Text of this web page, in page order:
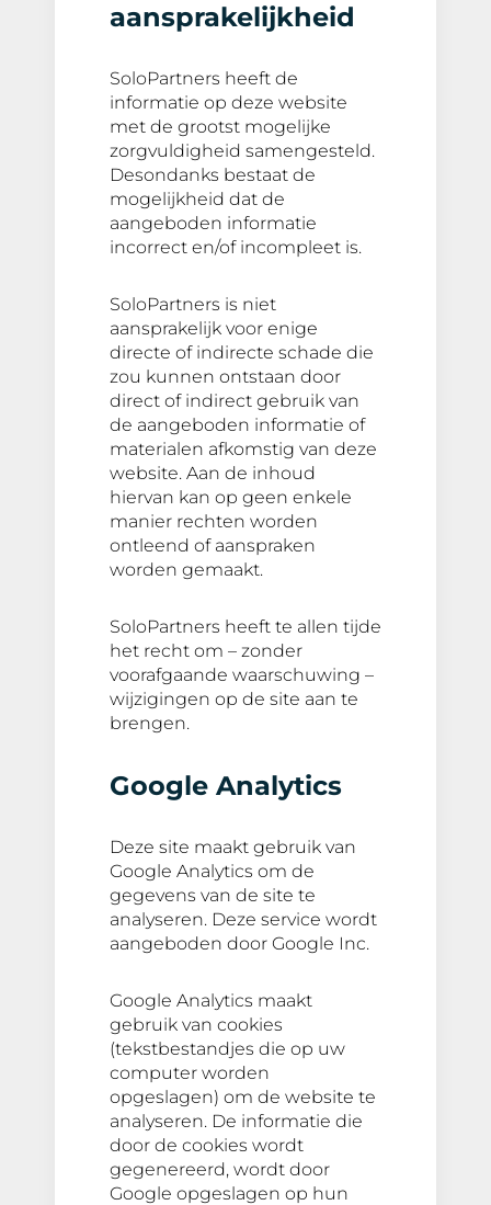
aansprakelijkheid
SoloPartners heeft de
informatie op deze website
met de grootst mogelijke
zorgvuldigheid samengesteld.
Desondanks bestaat de
mogelijkheid dat de
aangeboden informatie
incorrect en/of incompleet is.
SoloPartners is niet
aansprakelijk voor enige
directe of indirecte schade die
zou kunnen ontstaan door
direct of indirect gebruik van
de aangeboden informatie of
materialen afkomstig van deze
website. Aan de inhoud
hiervan kan op geen enkele
manier rechten worden
ontleend of aanspraken
worden gemaakt.
SoloPartners heeft te allen tijde
het recht om – zonder
voorafgaande waarschuwing –
wijzigingen op de site aan te
brengen.
Google Analytics
Deze site maakt gebruik van
Google Analytics om de
gegevens van de site te
analyseren. Deze service wordt
aangeboden door Google Inc.
Google Analytics maakt
gebruik van cookies
(tekstbestandjes die op uw
computer worden
opgeslagen) om de website te
analyseren. De informatie die
door de cookies wordt
gegenereerd, wordt door
Google opgeslagen op hun